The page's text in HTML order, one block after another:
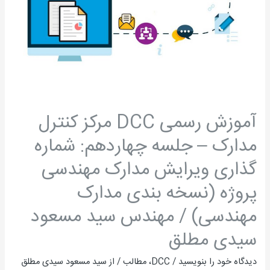
آموزش رسمی DCC مرکز کنترل
مدارک – جلسه چهاردهم: شماره
گذاری ویرایش مدارک مهندسی
پروژه (نسخه بندی مدارک
مهندسی) / مهندس سید مسعود
سیدی مطلق
دیدگاه‌ خود را بنویسید /
DCC،مطالب/ ازسید مسعود سیدی مطلق
جلسه
ویرایش
مدارک
مهندسی
پروژه
(نسخه
بندی
مدارک
مهندسی)
/
مهندس